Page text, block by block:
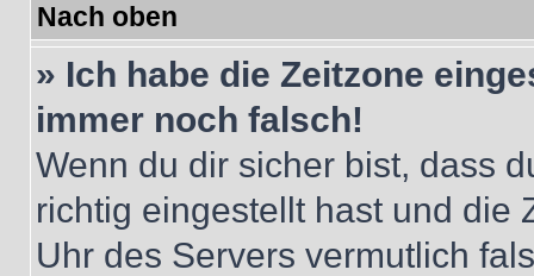
Nach oben
» Ich habe die Zeitzone
immer noch falsch!
Wenn du dir sicher bist, dass
richtig eingestellt hast und die
Uhr des Servers vermutlich